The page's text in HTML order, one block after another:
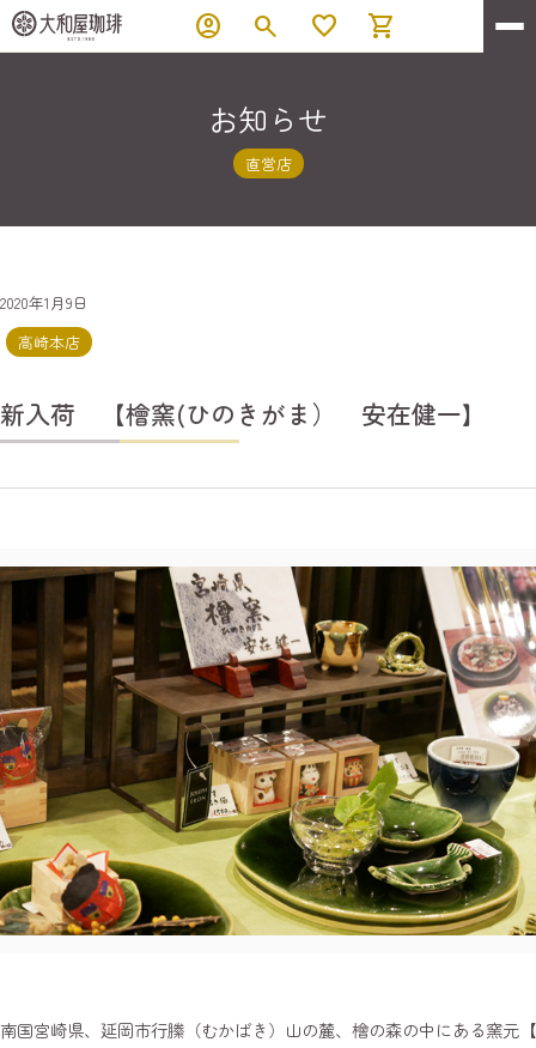
account_circle search favorite shopping_cart
お知らせ
直営店
2020年1月9日
高崎本店
新入荷 【檜窯(ひのきがま） 安在健一】
南国宮崎県、延岡市行縢（むかばき）山の麓、檜の森の中にある窯元【